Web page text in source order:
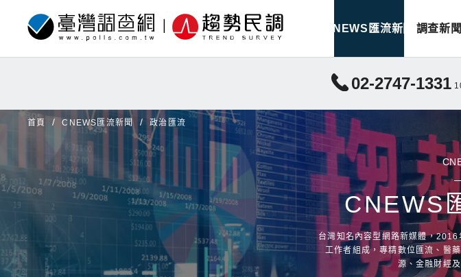
CNEWS匯流新聞 調查新聞
02-2747-1331
首頁 CNEWS匯流新聞 政治匯流
CNEWS
台灣知名內容型網路新媒體，
工作者組成，專精數位匯流、醫
源、金融財經